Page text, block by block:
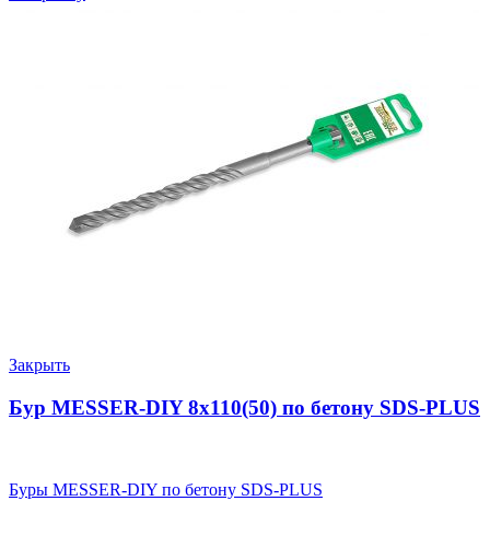
Закрыть
Бур MESSER-DIY 8х110(50) по бетону SDS-PLUS
Буры MESSER-DIY по бетону SDS-PLUS